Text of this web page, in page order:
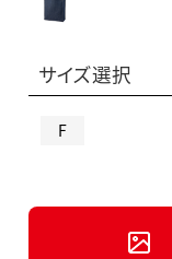
サイズ選択
F